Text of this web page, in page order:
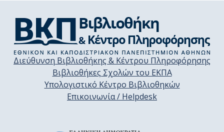
Διεύθυνση Βιβλιοθήκης & Κέντρου Πληροφόρησης
Βιβλιοθήκες Σχολών του ΕΚΠΑ
Υπολογιστικό Κέντρο Βιβλιοθηκών
Επικοινωνία / Helpdesk